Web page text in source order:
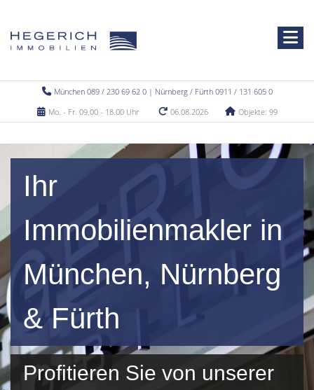
München 089 / 230 69 62 0 | Nürnberg / Fürth 0911 / 131 605 0
Mo. - Fr. 09.00 - 18.00 Uhr
06.08.2026 Objekte: 99
Ihr
Immobilienmakler in
München, Nürnberg
& Fürth
Profitieren Sie von unserer